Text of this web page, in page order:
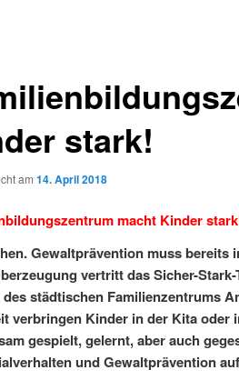
stark!
am 14. April 2018
macht Kinder
Gewaltprävention muss bereits
vertritt das Sicher-
städtischen Familienzentrums
verbringen Kinder in der Kita oder
gespielt, gelernt, aber auch
und Gewaltprävention